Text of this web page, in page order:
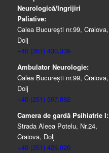
Neurologică/Ingrijiri
Paliative:
Calea București nr.99, Craiova,
Dolj
+40 (351) 430.339
Ambulator Neurologie:
Calea București nr.99, Craiova,
Dolj
+40 (251) 597.882
Camera de gardă Psihiatrie I:
Strada Aleea Potelu, Nr.24,
Craiova, Dolj
+40 (251) 426.020